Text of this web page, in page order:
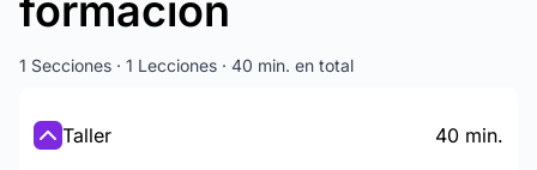
formación
1 Secciones · 1 Lecciones · 40 min. en total
Taller 40 min.